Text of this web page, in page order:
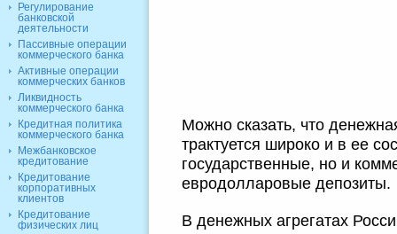
Можно сказать, что
трактуется широко и в ее
государственные, но и
евродолларовые депозиты.
В денежных агрегатах
Регулирование
банковской
деятельности
Пассивные операции
коммерческого банка
Активные операции
коммерческих банков
Ликвидность
коммерческого банка
Кредитная политика
коммерческого банка
Межбанковское
кредитование
Кредитование
корпоративных
клиентов
Кредитование
физических лиц